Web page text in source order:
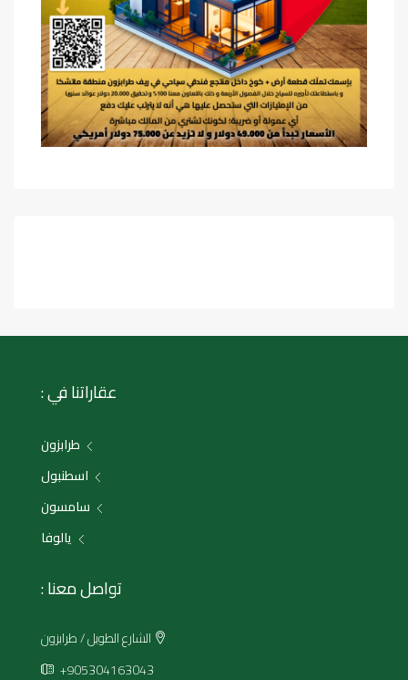
عقاراتنا في :
طرابزون
اسطنبول
سامسون
يالوفا
تواصل معنا :
الشارع الطويل / طرابزون
+905304163043